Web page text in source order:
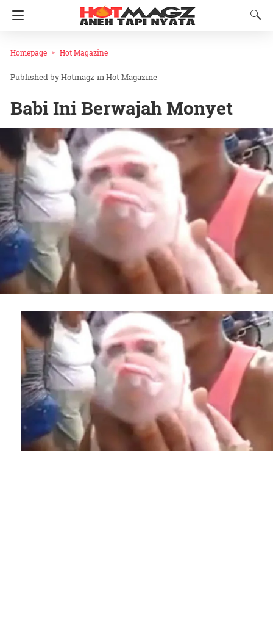
Homepage Hot Magazine
Hotmagz inHot Magazine
Babi Ini Berwajah Monyet